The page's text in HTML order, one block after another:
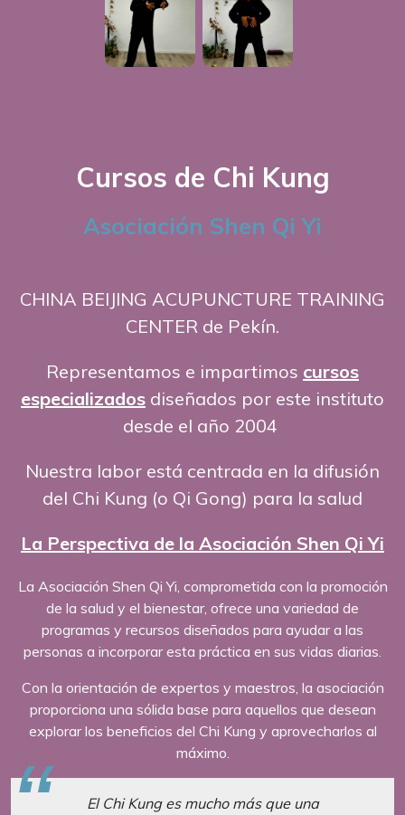
Cursos de Chi Kung
Asociación Shen Qi Yi
CHINA BEIJING ACUPUNCTURE TRAINING
CENTER de Pekín.
Representamos e impartimos cursos
especializados diseñados por este instituto
desde el año 2004
Nuestra labor está centrada en la difusión
del Chi Kung (o Qi Gong) para la salud
La Perspectiva de la Asociación Shen Qi Yi
La Asociación Shen Qi Yi, comprometida con la promoción
de la salud y el bienestar, ofrece una variedad de
programas y recursos diseñados para ayudar a las
personas a incorporar esta práctica en sus vidas diarias.
Con la orientación de expertos y maestros, la asociación
proporciona una sólida base para aquellos que desean
explorar los beneficios del Chi Kung y aprovecharlos al
máximo.
El Chi Kung es mucho más que una